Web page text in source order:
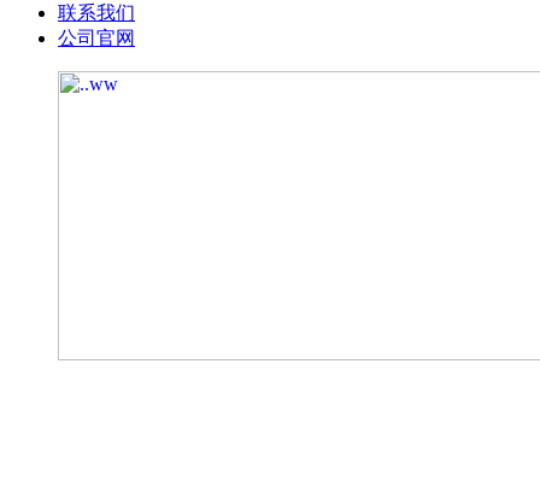
联系我们
公司官网